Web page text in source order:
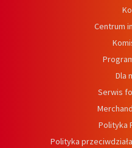
Centrum
Dla
Serwis
Polityka
Polityka